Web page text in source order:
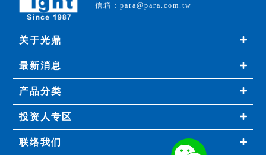
信箱：para@para.com.tw
关于光鼎
最新消息
产品分类
投资人专区
联络我们